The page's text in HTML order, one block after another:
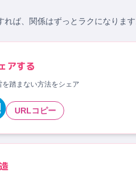
れば、関係はずっとラクになります
アする
踏まない方法をシェア
URLコピー